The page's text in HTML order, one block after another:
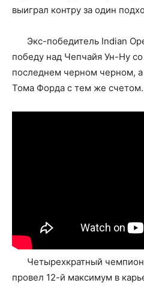
выиграл контру за один
Экс-победитель Indian
победу над Чепчайя Ун-Ну
последнем черном черном,
Тома Форда с тем же счетом.
Четырехкратный
провел 12-й максимум в